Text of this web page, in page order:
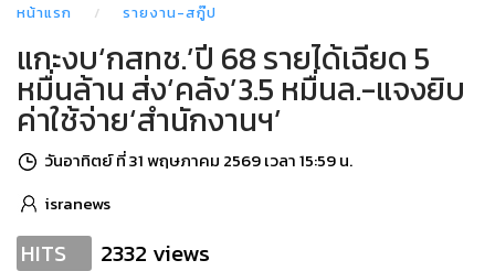
หน้าแรก รายงาน-สกู๊ป
แกะงบ‘กสทช.’ปี 68 รายได้เฉียด 5
หมื่นล้าน ส่ง‘คลัง’3.5 หมื่นล.-แจงยิบ
ค่าใช้จ่าย‘สำนักงานฯ’
วันอาทิตย์ ที่ 31 พฤษภาคม 2569 เวลา 15:59 น.
isranews
HITS 2332 views